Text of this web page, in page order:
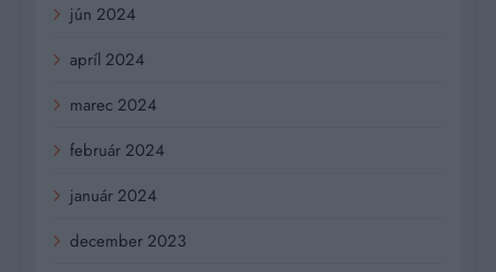
jún 2024
apríl 2024
marec 2024
február 2024
január 2024
december 2023